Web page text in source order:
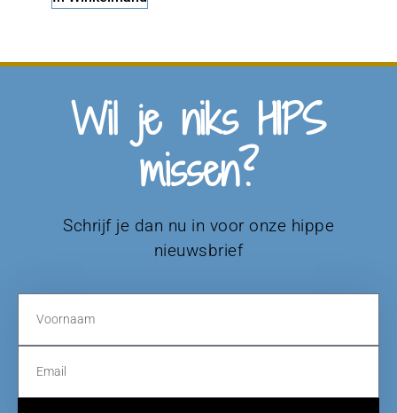
Wil je niks HIPS
missen?
Schrijf je dan nu in voor onze hippe
nieuwsbrief